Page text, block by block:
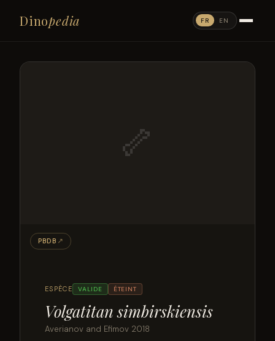
Dinopedia FR EN
ESPÈCE VALIDE ÉTEINT
Volgatitan simbirskiensis
Averianov and Efimov 2018
🦴
PBDB ↗